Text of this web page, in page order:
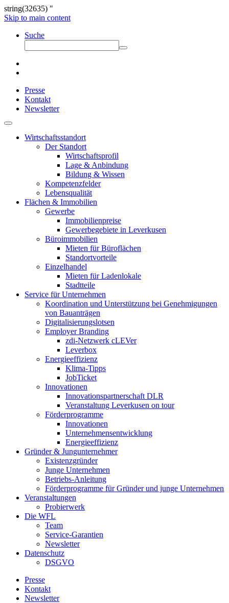
string(32635) "
Skip to main content
Suche
Presse
Kontakt
Newsletter
Wirtschaftsstandort
Der Standort
Wirtschaftsprofil
Lage & Anbindung
Bildung & Wissen
Kompetenzfelder
Lebensqualität
Flächen & Immobilien
Gewerbe
Immobilienpreise
Gewerbegebiete in Leverkusen
Büroimmobilien
Mieten für Büroflächen
Standortvorteile
Einzelhandel
Mieten für Ladenlokale
Stadtteile
Service für Unternehmen
Koordination und Unterstützung bei Genehmigungen
von Bauanträgen
Digitalisierungslotsen
Employer Branding
zdi-Netzwerk cLEVer
Leverbox
Energieeffizienz
Klima-Tipps
JobTicket
Innovationen
Innovationspartnerschaft DLR
Veranstaltung Leverkusen on tour
Förderprogramme
Innovationen
Unternehmensentwicklung
Energieeffizienz
Gründer & Jungunternehmer
Existenzgründer
Junge Unternehmen
Betriebs-Anleitung
Förderprogramme für Gründer und junge Unternehmen
Veranstaltungen
Probierwerk
Die WFL
Team
Service-Garantien
Newsletter
Datenschutz
DSGVO
Presse
Kontakt
Newsletter